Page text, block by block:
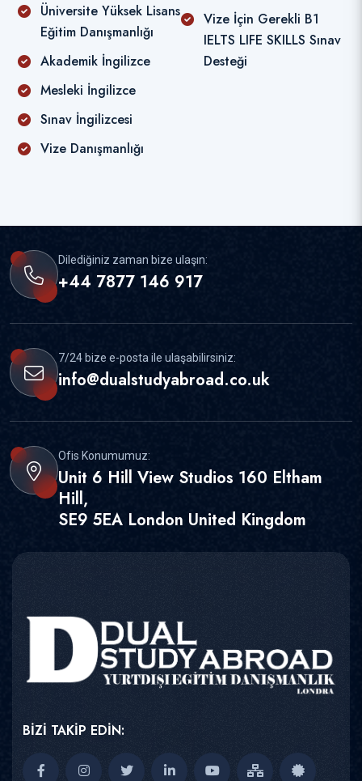
Üniversite Yüksek Lisans
Eğitim Danışmanlığı
Akademik İngilizce
Mesleki İngilizce
Sınav İngilizcesi
Vize Danışmanlığı
Vize İçin Gerekli B1
IELTS LIFE SKILLS Sınav
Desteği
Dilediğiniz zaman bize ulaşın:
+44 7877 146 917
7/24 bize e-posta ile ulaşabilirsiniz:
info@dualstudyabroad.co.uk
Ofis Konumumuz:
Unit 6 Hill View Studios 160 Eltham
Hill,
SE9 5EA London United Kingdom
BİZİ TAKİP EDİN: